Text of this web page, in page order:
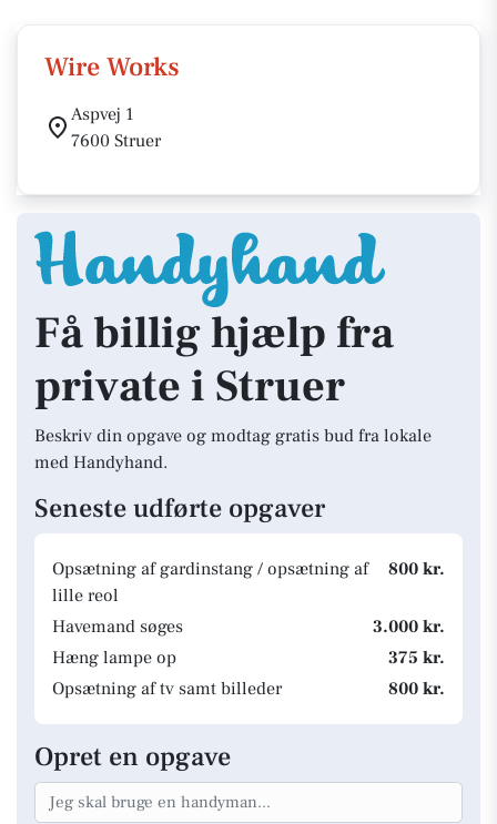
Wire Works
Aspvej 1
7600 Struer
Få billig hjælp fra
private i Struer
Beskriv din opgave og modtag gratis bud fra lokale
med Handyhand.
Seneste udførte opgaver
Opsætning af gardinstang / opsætning af
lille reol
800 kr.
Havemand søges
3.000 kr.
Hæng lampe op
375 kr.
Opsætning af tv samt billeder
800 kr.
Opret en opgave